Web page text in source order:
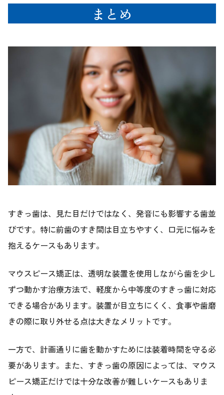
まとめ
すきっ歯は、見た目だけではなく、発音にも影響する歯並
びです。特に前歯のすき間は目立ちやすく、口元に悩みを
抱えるケースもあります。
マウスピース矯正は、透明な装置を使用しながら歯を少し
ずつ動かす治療方法で、軽度から中等度のすきっ歯に対応
できる場合があります。装置が目立ちにくく、食事や歯磨
きの際に取り外せる点は大きなメリットです。
一方で、計画通りに歯を動かすためには装着時間を守る必
要があります。また、すきっ歯の原因によっては、マウス
ピース矯正だけでは十分な改善が難しいケースもありま